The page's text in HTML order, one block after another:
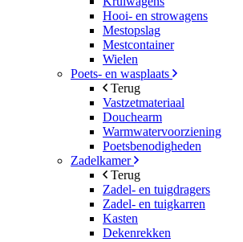
Hooi- en strowagens
Mestopslag
Mestcontainer
Wielen
Poets- en wasplaats
Terug
Vastzetmateriaal
Douchearm
Warmwatervoorziening
Poetsbenodigheden
Zadelkamer
Terug
Zadel- en tuigdragers
Zadel- en tuigkarren
Kasten
Dekenrekken